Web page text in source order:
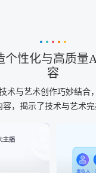
个性化与高质量
容
术与艺术创作巧妙结合
，揭示了技术与艺术完
AI+